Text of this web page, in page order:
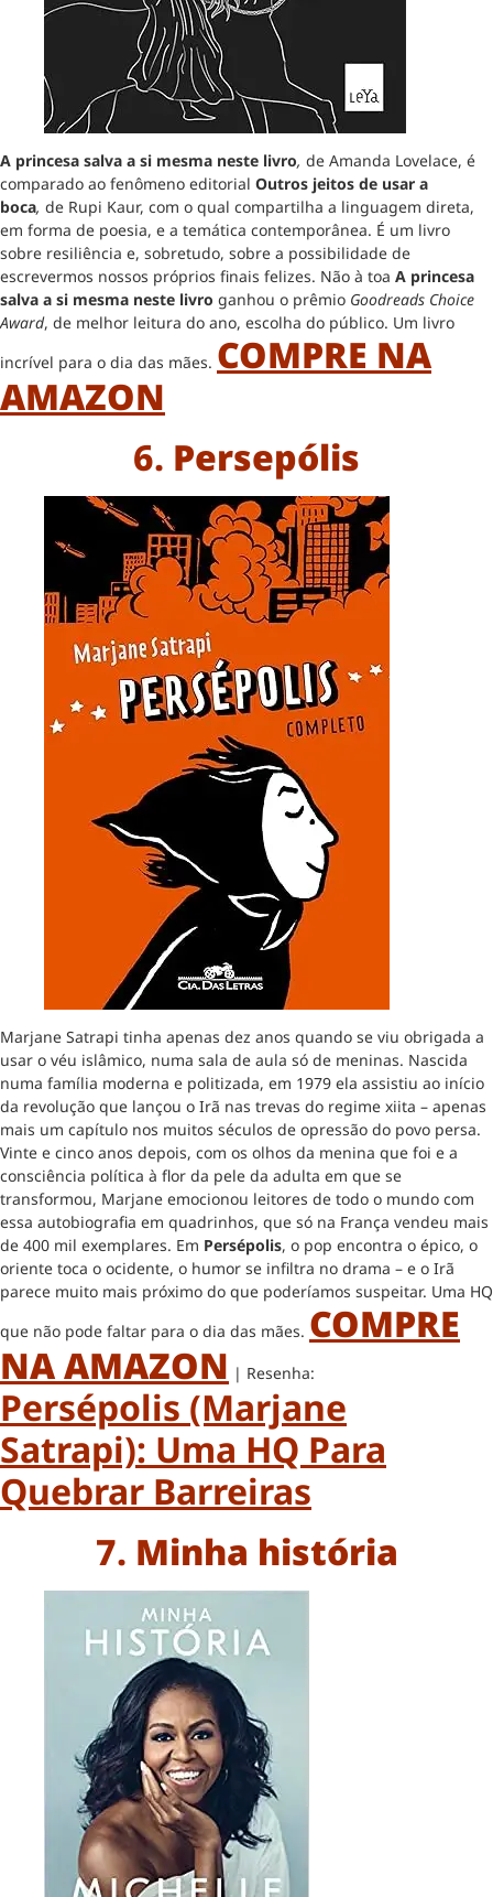
A princesa salva a si mesma neste livro, de Amanda Lovelace, é
comparado ao fenômeno editorial Outros jeitos de usar a
boca, de Rupi Kaur, com o qual compartilha a linguagem direta,
em forma de poesia, e a temática contemporânea. É um livro
sobre resiliência e, sobretudo, sobre a possibilidade de
escrevermos nossos próprios finais felizes. Não à toa A princesa
salva a si mesma neste livro ganhou o prêmio Goodreads Choice
Award, de melhor leitura do ano, escolha do público. Um livro
incrível para o dia das mães. COMPRE NA
AMAZON
6. Persepólis
Marjane Satrapi tinha apenas dez anos quando se viu obrigada a
usar o véu islâmico, numa sala de aula só de meninas. Nascida
numa família moderna e politizada, em 1979 ela assistiu ao início
da revolução que lançou o Irã nas trevas do regime xiita – apenas
mais um capítulo nos muitos séculos de opressão do povo persa.
Vinte e cinco anos depois, com os olhos da menina que foi e a
consciência política à flor da pele da adulta em que se
transformou, Marjane emocionou leitores de todo o mundo com
essa autobiografia em quadrinhos, que só na França vendeu mais
de 400 mil exemplares. Em Persépolis, o pop encontra o épico, o
oriente toca o ocidente, o humor se infiltra no drama – e o Irã
parece muito mais próximo do que poderíamos suspeitar. Uma HQ
que não pode faltar para o dia das mães. COMPRE
NA AMAZON | Resenha:
Persépolis (Marjane
Satrapi): Uma HQ Para
Quebrar Barreiras
7. Minha história